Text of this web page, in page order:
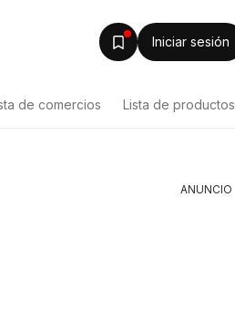
Iniciar sesión
de comercios Lista de productos
ANUNCIO